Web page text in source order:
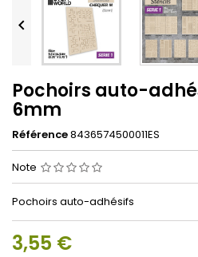

Pochoirs auto-
6mm
Référence8436574500011ES
Note
Pochoirs auto-adhésifs
3,55 €